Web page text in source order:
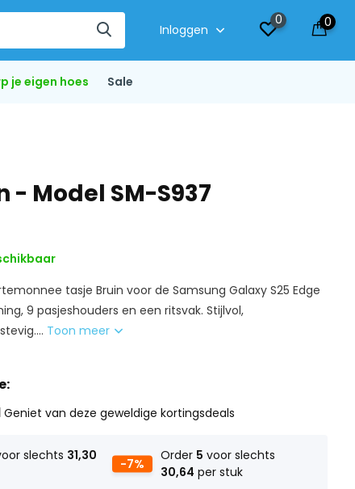
Inloggen
0 0
je eigen hoes Sale
Model SM-S937
tasje Bruin voor de Samsung Galaxy S25 Edge
9 pasjeshouders en een ritsvak. Stijlvol,
Toon meer
Geniet van deze geweldige kortingsdeals
slechts 31,30
-7%
Order 5 voor slechts
30,64 per stuk